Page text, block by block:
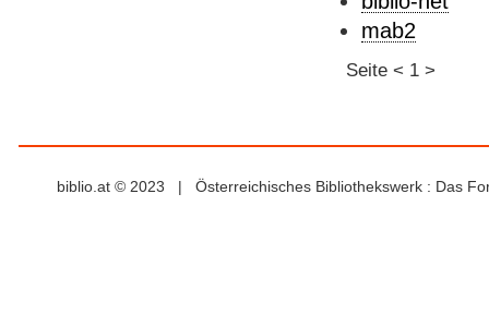
mab2
Seite < 1 >
biblio.at © 2023 | Österreichisches Bibliothekswerk : Das